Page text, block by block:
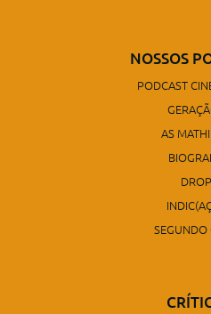
NOSSOS
PODCAST
AS
SEGUNDO